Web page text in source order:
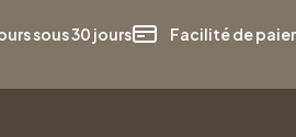
sous 30 jours Facilité de